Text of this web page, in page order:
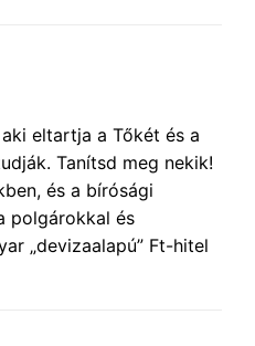
aki eltartja a Tőkét és a
Tanítsd meg nekik!
és a bírósági
polgárokkal és
„devizaalapú” Ft-hitel